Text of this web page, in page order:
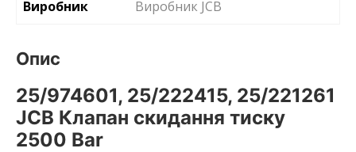
Виробник
Виробник JCB
Опис
25/974601, 25/222415, 25/221261
JCB Клапан скидання тиску
2500 Bar